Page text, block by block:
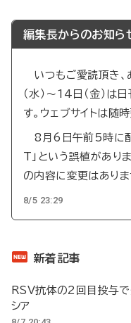
編集長からのお知ら
いつもご愛読頂き、
（水）～14日（金）は
す。ウェブサイトは随
8月6日午前5時に配
T」という誤植があり
の内容に変更はありま
8/5 23:29
新着記事
RSV抗体の2回目投与
シア